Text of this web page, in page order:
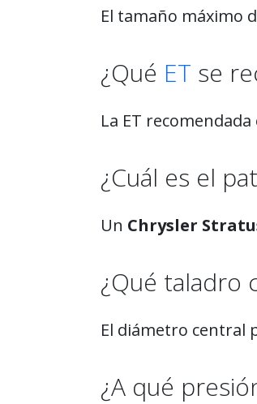
El tamaño máximo
¿Qué ET se
La ET
¿Cuál es el
Un Chrysler
¿Qué taladro
El diámetro central
¿A qué